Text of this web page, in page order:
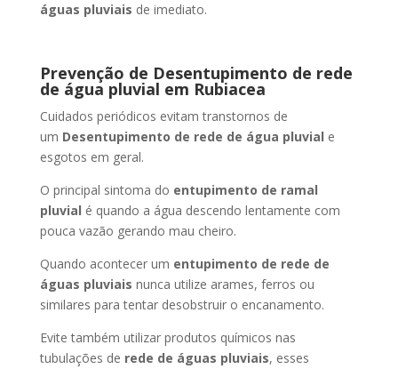
águas pluviais de imediato.
Prevenção de Desentupimento de rede
de água pluvial em Rubiacea
Cuidados periódicos evitam transtornos de
um Desentupimento de rede de água pluvial e
esgotos em geral.
O principal sintoma do entupimento de ramal
pluvial é quando a água descendo lentamente com
pouca vazão gerando mau cheiro.
Quando acontecer um entupimento de rede de
águas pluviais nunca utilize arames, ferros ou
similares para tentar desobstruir o encanamento.
Evite também utilizar produtos químicos nas
tubulações de rede de águas pluviais, esses